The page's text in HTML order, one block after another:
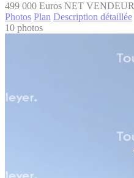
499 000 Euros NET VENDEUR
Photos Plan Description détaillée
10 photos